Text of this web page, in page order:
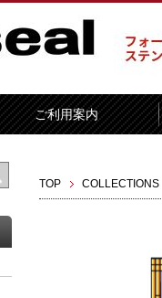
ご利用案内
TOP COLLECTIONS